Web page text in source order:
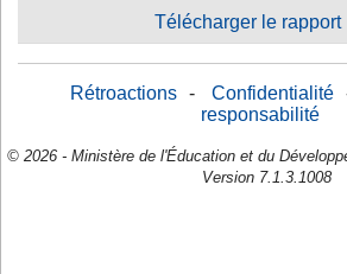
Télécharger le rapport
Rétroactions - Confidentialité
responsabilité
© 2026 - Ministère de l'Éducation et du
Version 7.1.3.1008